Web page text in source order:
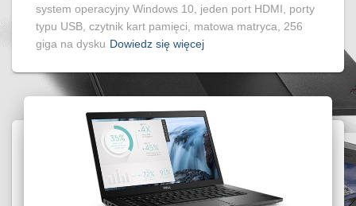
system operacyjny Windows 10, jeden port HDMI, porty
typu USB, czytnik kart pamięci, matowa matryca, 256
giga na dysku Dowiedz się więcej